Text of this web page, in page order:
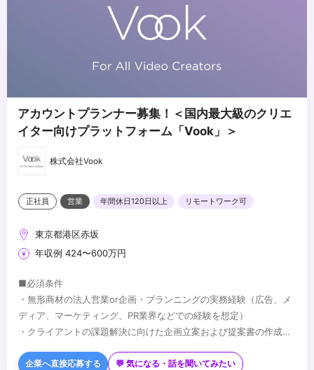
アカウントプランナー募集！＜国内最大級のクリエ
イター向けプラットフォーム「Vook」＞
株式会社Vook
正社員 営業 年間休日120日以上 リモートワーク可
東京都港区赤坂
年収例 424〜600万円
■必須条件
・無形商材の法人営業or企画・ブランニングの実務経験（広告、メ
ディア、マーケティング、PR業界などでの経験を想定）
・クライアントの課題解決に向けた企画立案および提案書の作成経
重視します）
・マネジメント経験（リーダー、マネージャーとしてメンバーやプ
企業へ直接応募する 💬 気になる・話を聞いてみたい